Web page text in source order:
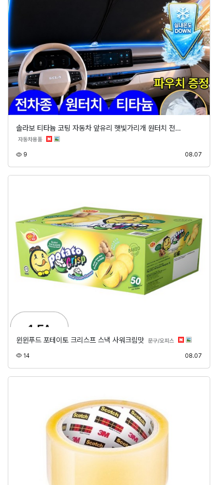
솔라보 티타늄 코팅 자동차 앞유리 햇빛가리개 원터치 전…
자동차용품분류
9 08.07
윈윈푸드 포테이토 크리스프 스낵 사워크림맛 문구/오피스 분류
14조회 08.07